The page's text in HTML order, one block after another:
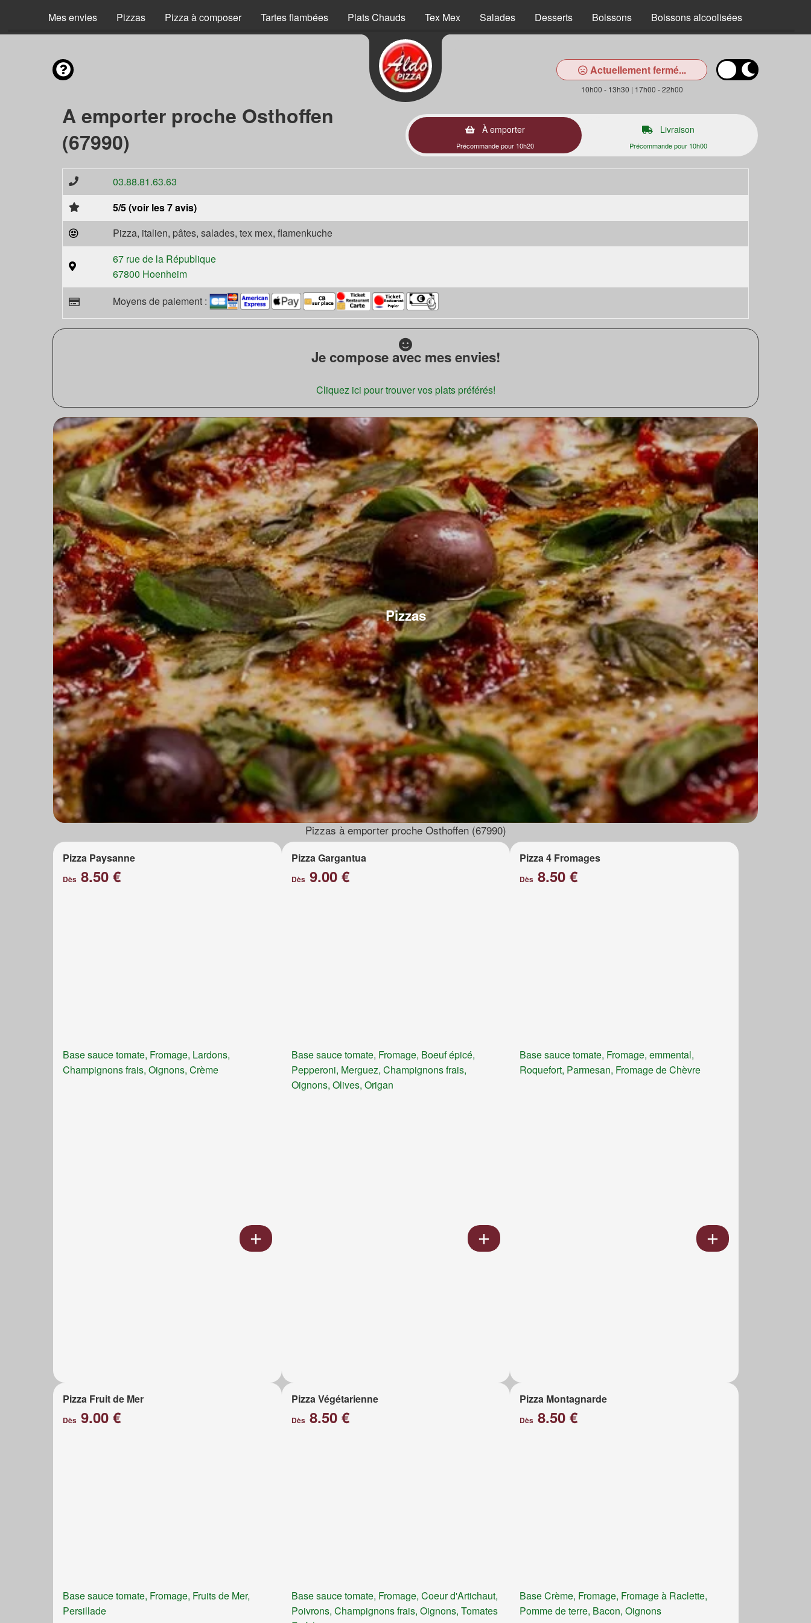
Mes envies Pizzas Pizza à composer Tartes flambées Plats Chauds Tex Mex Salades Desserts Boissons Boissons alcoolisées
Actuellement fermé...
10h00 - 13h30 | 17h00 - 22h00
A emporter proche Osthoffen
(67990)
À emporter
Précommande pour 10h20
Livraison
Précommande pour 10h00
03.88.81.63.63
5/5 (voir les 7 avis)
Pizza, italien, pâtes, salades, tex mex, flamenkuche
67 rue de la République
67800 Hoenheim
Moyens de paiement :
Je compose avec mes envies!
Cliquez ici pour trouver vos plats préférés!
Pizzas
Pizzas à emporter proche Osthoffen (67990)
Pizza Paysanne
Dès 8.50 €
Base sauce tomate, Fromage, Lardons,
Champignons frais, Oignons, Crème
Pizza Gargantua
Dès9.00 €
Base sauce tomate, Fromage, Boeuf épicé,
Pepperoni, Merguez, Champignons frais,
Oignons, Olives, Origan
Pizza 4 Fromages
Dès 8.50 €
Base sauce tomate, Fromage, emmental,
Roquefort, Parmesan, Fromage de Chèvre
Pizza Fruit de Mer
Dès 9.00 €
Base sauce tomate, Fromage, Fruits de Mer,
Persillade
Pizza Végétarienne
Dès8.50 €
Base sauce tomate, Fromage, Coeur d'Artichaut,
Poivrons, Champignons frais, Oignons, Tomates
Pizza Montagnarde
Dès 8.50 €
Base Crème, Fromage, Fromage à Raclette,
Pomme de terre, Bacon, Oignons